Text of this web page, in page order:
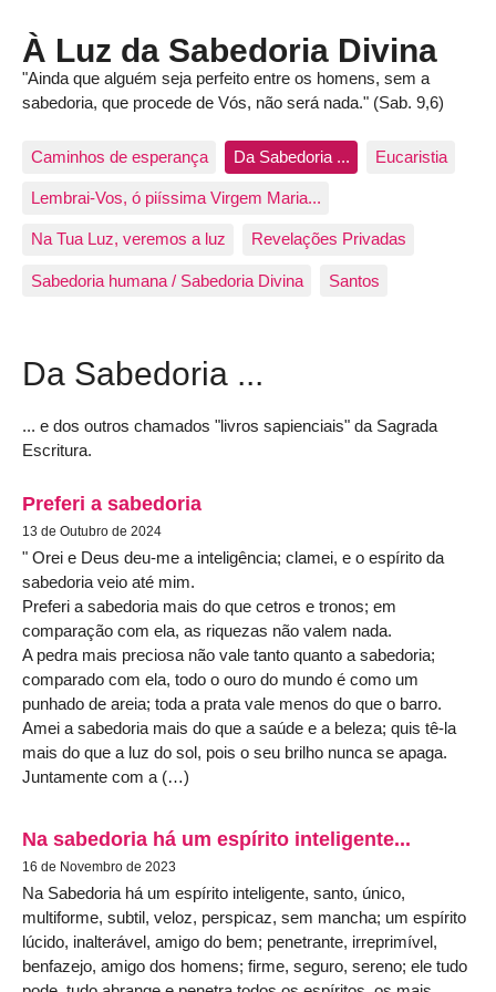
À Luz da Sabedoria Divina
"Ainda que alguém seja perfeito entre os homens, sem a
sabedoria, que procede de Vós, não será nada." (Sab. 9,6)
Caminhos de esperança Da Sabedoria ... Eucaristia
Lembrai-Vos, ó piíssima Virgem Maria...
Na Tua Luz, veremos a luz Revelações Privadas
Sabedoria humana / Sabedoria Divina Santos
Da Sabedoria ...
... e dos outros chamados "livros sapienciais" da Sagrada
Escritura.
Preferi a sabedoria
13 de Outubro de 2024
" Orei e Deus deu-me a inteligência; clamei, e o espírito da
sabedoria veio até mim.
Preferi a sabedoria mais do que cetros e tronos; em
comparação com ela, as riquezas não valem nada.
A pedra mais preciosa não vale tanto quanto a sabedoria;
comparado com ela, todo o ouro do mundo é como um
punhado de areia; toda a prata vale menos do que o barro.
Amei a sabedoria mais do que a saúde e a beleza; quis tê-la
mais do que a luz do sol, pois o seu brilho nunca se apaga.
Juntamente com a (…)
Na sabedoria há um espírito inteligente...
16 de Novembro de 2023
Na Sabedoria há um espírito inteligente, santo, único,
multiforme, subtil, veloz, perspicaz, sem mancha; um espírito
lúcido, inalterável, amigo do bem; penetrante, irreprimível,
benfazejo, amigo dos homens; firme, seguro, sereno; ele tudo